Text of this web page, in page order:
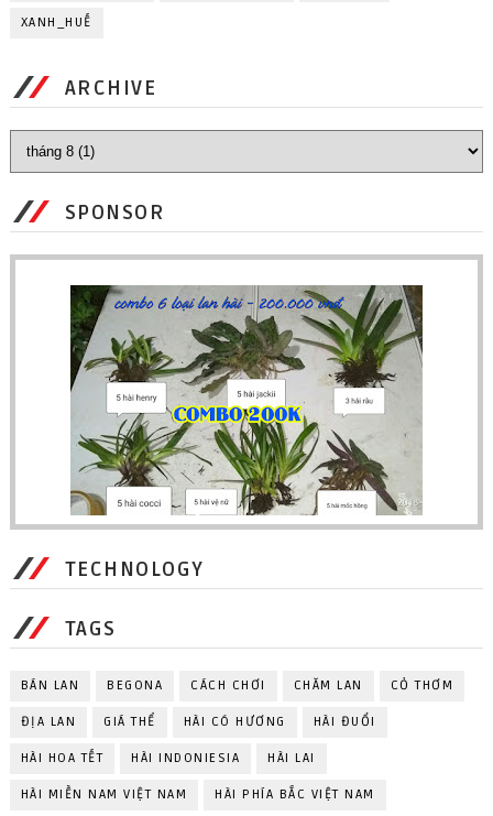
XANH_HUẾ
ARCHIVE
SPONSOR
TECHNOLOGY
TAGS
BÁN LAN BEGONA CÁCH CHƠI CHĂM LAN CỎ THƠM
ĐỊA LAN GIÁ THỂ HÀI CÓ HƯƠNG HÀI ĐUỔI
HÀI HOA TẾT HÀI INDONIESIA HÀI LAI
HÀI MIỀN NAM VIỆT NAM HÀI PHÍA BẮC VIỆT NAM